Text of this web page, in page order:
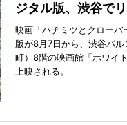
ジタル版、渋谷で
映画「ハチミツとクローバ
版が8月7日から、渋谷パル
町）8階の映画館「ホワイ
上映される。